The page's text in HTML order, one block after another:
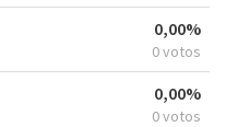
0,00%
0 votos
0,00%
0 votos